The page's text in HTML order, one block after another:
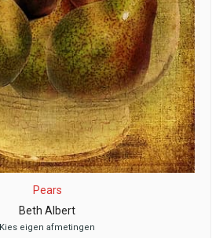
Pears
Beth Albert
Kies eigen afmetingen